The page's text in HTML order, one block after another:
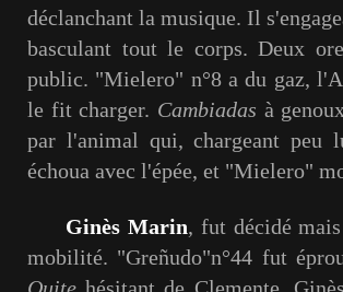
déclanchant la musique. Il
basculant tout le corps. Deux
public. "Mielero" n°8 a du gaz,
le fit charger. Cambiadas à
par l'animal qui, chargeant peu
échoua avec l'épée, et "Mielero"
Ginès Marin, fut décidé
mobilité. "Greñudo"n°44 fut